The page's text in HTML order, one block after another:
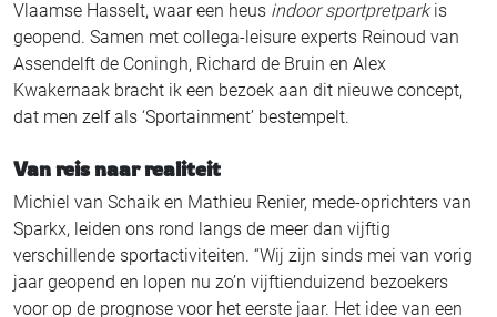
Vlaamse Hasselt, waar een heus indoor sportpretparkis
geopend. Samen met collega-leisure experts Reinoud van
Assendelft de Coningh, Richard de Bruin en Alex
Kwakernaak bracht ik een bezoek aan dit nieuwe concept,
dat men zelf als ‘Sportainment’ bestempelt.
Van reis naar realiteit
Michiel van Schaik en Mathieu Renier, mede-oprichters van
Sparkx, leiden ons rond langs de meer dan vijftig
verschillende sportactiviteiten. “Wij zijn sinds mei van vorig
jaar geopend en lopen nu zo’n vijftienduizend bezoekers
voor op de prognose voor het eerste jaar. Het idee van een